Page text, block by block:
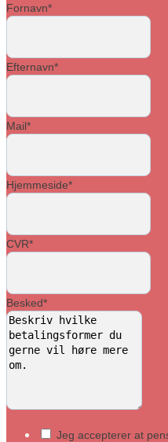
Fornavn*
Efternavn*
Mail*
Hjemmeside*
CVR*
Besked*
Jeg accepterer at